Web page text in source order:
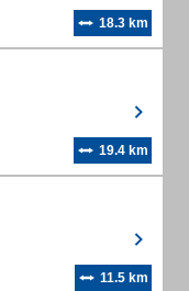
18.3 km
19.4 km
11.5 km